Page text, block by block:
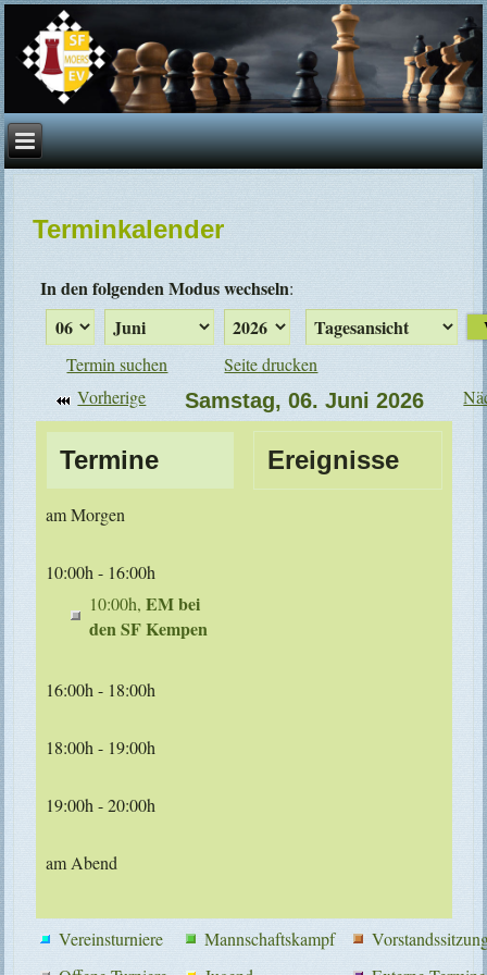
Terminkalender
In den folgenden Modus wechseln:
Termin suchen
Seite drucken
Vorherige
Samstag, 06. Juni 2026
Termine
am Morgen
10:00h - 16:00h
10:00h,EM bei
den SF Kempen
16:00h - 18:00h
18:00h - 19:00h
19:00h - 20:00h
am Abend
Ereignisse
Vereinsturniere Mannschaftskampf